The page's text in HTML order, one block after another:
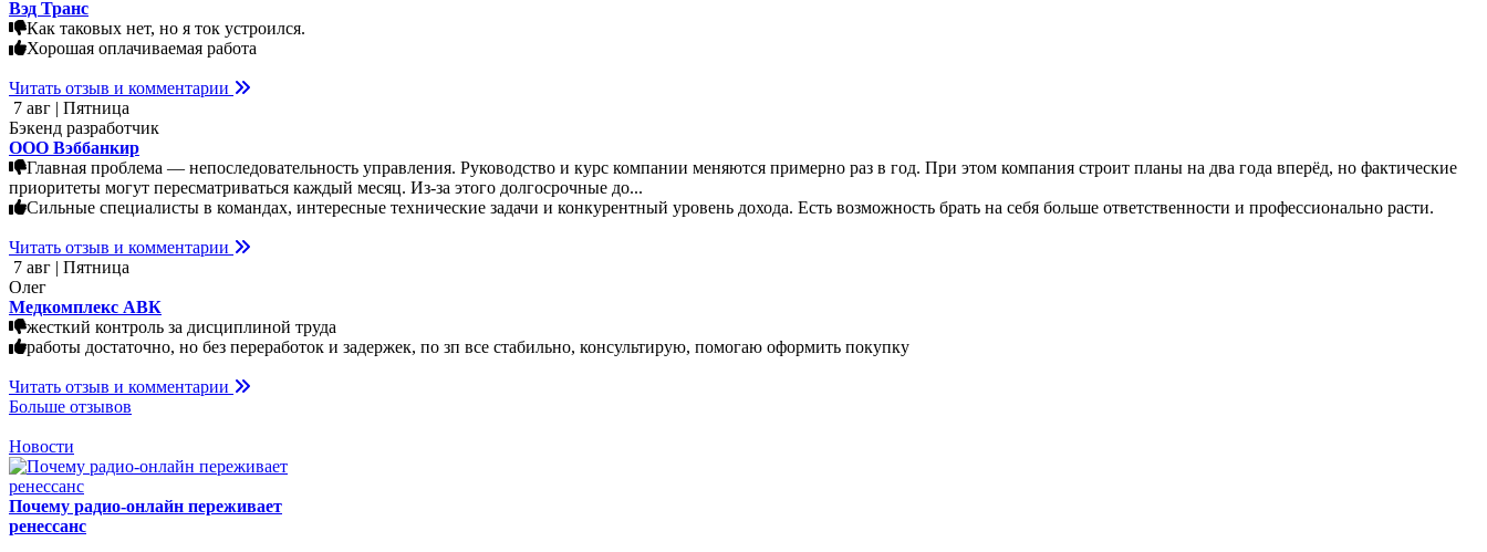
Вэд Транс
Как таковых нет, но я ток устроился.
Хорошая оплачиваемая работа
Читать отзыв и комментарии
7 авг | Пятница
Бэкенд разработчик
ООО Вэббанкир
Главная проблема — непоследовательность управления. Руководство и курс компании меняются примерно раз в год. При этом компания строит планы на два года вперёд, но фактические
приоритеты могут пересматриваться каждый месяц. Из-за этого долгосрочные до...
Сильные специалисты в командах, интересные технические задачи и конкурентный уровень дохода. Есть возможность брать на себя больше ответственности и профессионально расти.
Читать отзыв и комментарии
7 авг | Пятница
Олег
Медкомплекс АВК
жесткий контроль за дисциплиной труда
работы достаточно, но без переработок и задержек, по зп все стабильно, консультирую, помогаю оформить покупку
Читать отзыв и комментарии
Больше отзывов
Новости
Почему радио-онлайн переживает
ренессанс